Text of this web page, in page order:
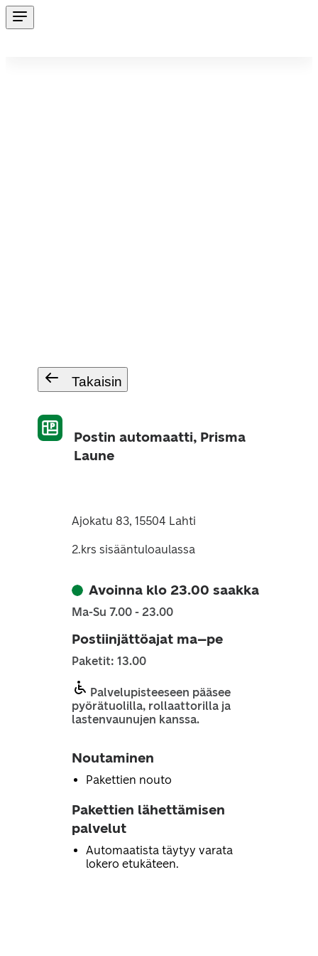
Takaisin
Postin automaatti, Prisma
Laune
Ajokatu 83, 15504 Lahti
2.krs sisääntuloaulassa
Avoinna klo 23.00 saakka
Ma-Su 7.00 - 23.00
Postiinjättöajat ma–pe
Paketit: 13.00
Palvelupisteeseen pääsee
pyörätuolilla, rollaattorilla ja
lastenvaunujen kanssa.
Noutaminen
Pakettien nouto
Pakettien lähettämisen
palvelut
Automaatista täytyy varata
lokero etukäteen.